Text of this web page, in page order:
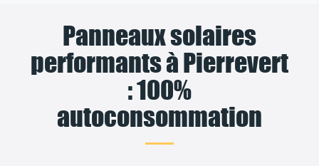
Panneaux solaires
performants à Pierrevert
: 100%
autoconsommation